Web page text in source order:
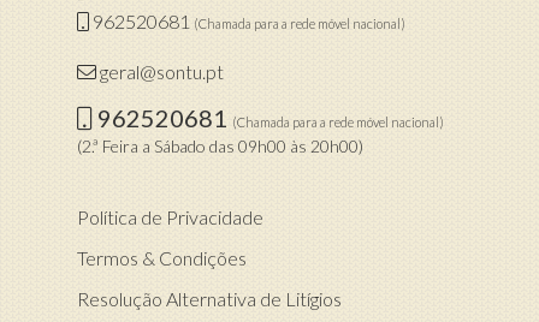
962520681 (Chamada para a rede móvel nacional)
geral@sontu.pt
962520681 (Chamada para a rede móvel nacional)
(2.ª Feira a Sábado das 09h00 às 20h00)
Política de Privacidade
Termos & Condições
Resolução Alternativa de Litígios